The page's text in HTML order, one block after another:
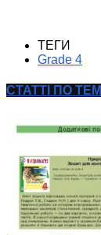
ТЕГИ
Grade 4
СТАТТІ ПО ТЕМІ